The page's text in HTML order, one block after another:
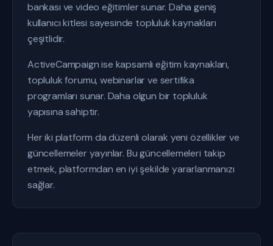
bankası ve video eğitimler sunar. Daha geniş
kullanıcı kitlesi sayesinde topluluk kaynakları
çeşitlidir.
ActiveCampaign ise kapsamlı eğitim kaynakları,
topluluk forumu, webinarlar ve sertifika
programları sunar. Daha olgun bir topluluk
yapısına sahiptir.
Her iki platform da düzenli olarak yeni özellikler ve
güncellemeler yayınlar. Bu güncellemeleri takip
etmek, platformdan en iyi şekilde yararlanmanızı
sağlar.